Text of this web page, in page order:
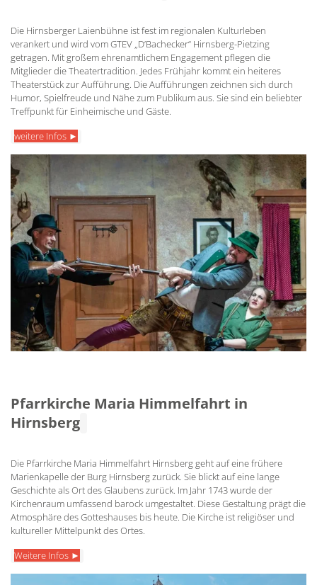
Die Hirnsberger Laienbühne ist fest im regionalen Kulturleben
verankert und wird vom GTEV „D’Bachecker“ Hirnsberg-Pietzing
getragen. Mit großem ehrenamtlichem Engagement pflegen die
Mitglieder die Theatertradition. Jedes Frühjahr kommt ein heiteres
Theaterstück zur Aufführung. Die Aufführungen zeichnen sich durch
Humor, Spielfreude und Nähe zum Publikum aus. Sie sind ein beliebter
Treffpunkt für Einheimische und Gäste.
weitere Infos ►
Pfarrkirche Maria Himmelfahrt in
Hirnsberg
Die Pfarrkirche Maria Himmelfahrt Hirnsberg geht auf eine frühere
Marienkapelle der Burg Hirnsberg zurück. Sie blickt auf eine lange
Geschichte als Ort des Glaubens zurück. Im Jahr 1743 wurde der
Kirchenraum umfassend barock umgestaltet. Diese Gestaltung prägt die
Atmosphäre des Gotteshauses bis heute. Die Kirche ist religiöser und
kultureller Mittelpunkt des Ortes.
Weitere Infos ►